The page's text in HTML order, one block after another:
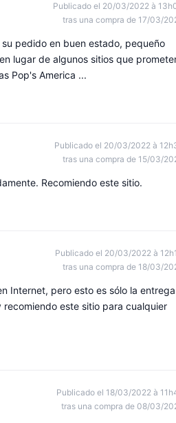
Publicado el 20/03/2022 à
tras una compra de 17/03/
pedido en buen estado, pequeño
lugar de algunos sitios que
Pop's America ...
Publicado el 20/03/2022 à
tras una compra de 15/03/
Recomiendo este sitio.
Publicado el 20/03/2022 à
tras una compra de 18/03/
Internet, pero esto es sólo la entrega
este sitio para cualquier
Publicado el 18/03/2022 à
tras una compra de 08/03/